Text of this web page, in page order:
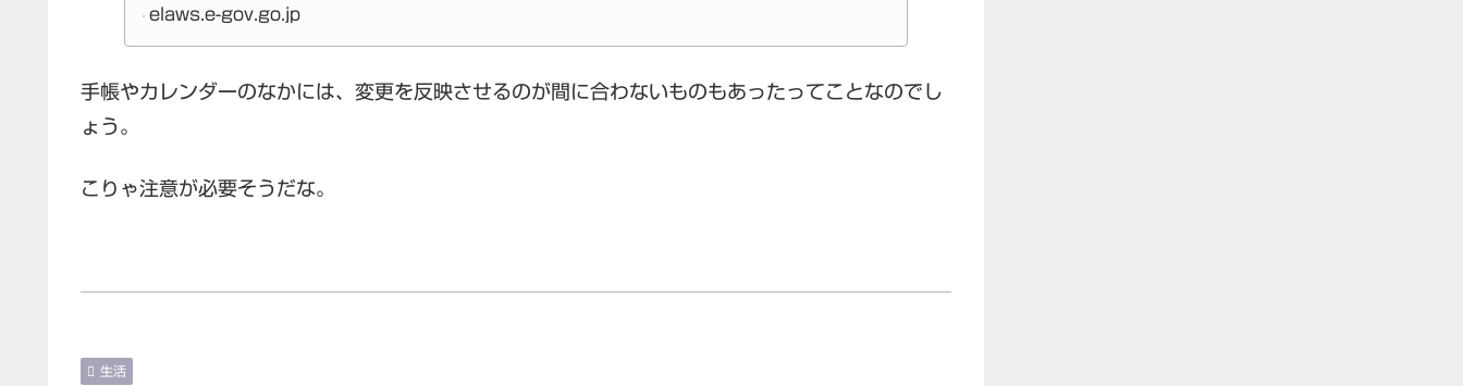
elaws.e-gov.go.jp
手帳やカレンダーのなかには、変更を反映させるのが間に合わないものもあったってことなのでし
ょう。
こりゃ注意が必要そうだな。
生活